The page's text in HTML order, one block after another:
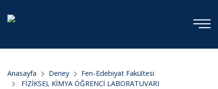
Anasayfa Deney
Fen-Edebiyat Fakültesi
FİZİKSEL KİMYA ÖĞRENCİ LABORATUVARI